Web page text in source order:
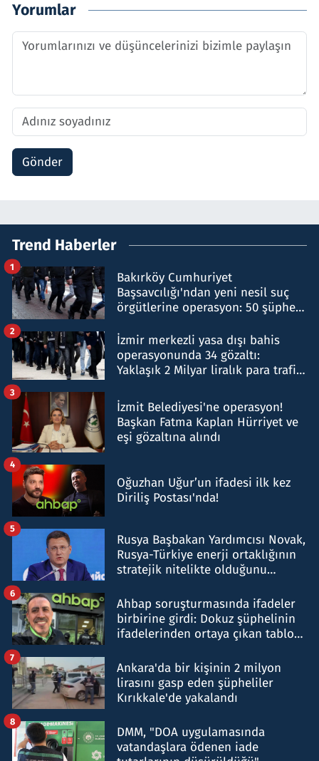
Yorumlar
Gönder
Trend Haberler
Bakırköy Cumhuriyet
Başsavcılığı'ndan yeni nesil suç
örgütlerine operasyon: 50 şüpheli
1
İzmir merkezli yasa dışı bahis
operasyonunda 34 gözaltı:
Yaklaşık 2 Milyar liralık para trafiği
2
İzmit Belediyesi'ne operasyon!
Başkan Fatma Kaplan Hürriyet ve
eşi gözaltına alındı
3
Oğuzhan Uğur’un ifadesi ilk kez
Diriliş Postası'nda!
4
Rusya Başbakan Yardımcısı Novak,
Rusya-Türkiye enerji ortaklığının
stratejik nitelikte olduğunu
5
Ahbap soruşturmasında ifadeler
birbirine girdi: Dokuz şüphelinin
ifadelerinden ortaya çıkan tablo
6
Ankara'da bir kişinin 2 milyon
lirasını gasp eden şüpheliler
Kırıkkale'de yakalandı
7
DMM, "DOA uygulamasında
vatandaşlara ödenen iade
8